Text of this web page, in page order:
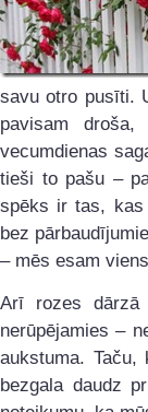
savu otro pusīti.
pavisam
vecumdienas
tieši to pašu –
spēks ir tas,
bez
– mēs esam
Arī rozes
nerūpējamies –
aukstuma.
bezgala daudz